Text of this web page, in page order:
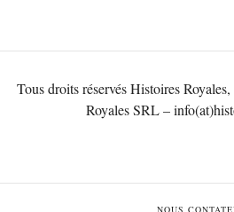
Tous droits réservés Histoires
Royales SRL –
NOUS